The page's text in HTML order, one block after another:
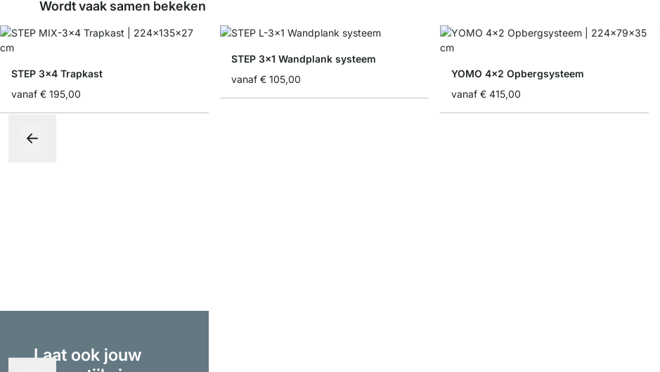
Wordt vaak samen bekeken
STEP 3x4 Trapkast
vanaf € 195,00
STEP 3x1 Wandplank systeem
vanaf € 105,00
YOMO 4x2 Opbergsysteem
vanaf € 415,00
Laat ook jouw